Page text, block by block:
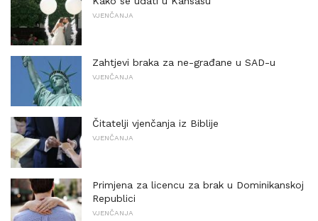
VJENČANJA
Zahtjevi braka za ne-građane u SAD-u
VJENČANJA
Čitatelji vjenčanja iz Biblije
VJENČANJA
Primjena za licencu za brak u Dominikanskoj
Republici
VJENČANJA